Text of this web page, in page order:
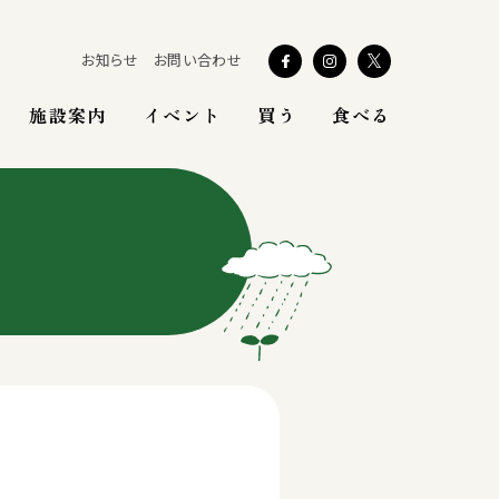
お知らせ お問い合わせ
施設案内 イベント 買う 食べる